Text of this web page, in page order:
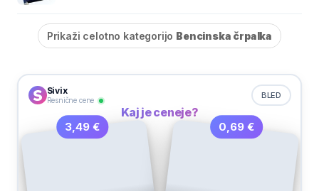
Prikaži celotno kategorijo Bencinska črpalka
Sivix
Resnične cene
BLED
Kaj je ceneje?
3,49 € 0,69 €